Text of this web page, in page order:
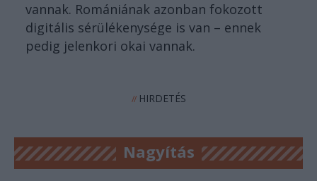
vannak. Romániának azonban fokozott
digitális sérülékenysége is van – ennek
pedig jelenkori okai vannak.
//HIRDETÉS
Nagyítás